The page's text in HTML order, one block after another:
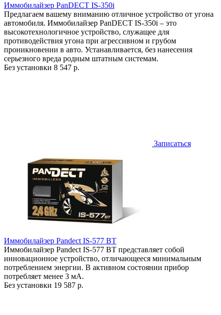
Иммобилайзер PanDECT IS-350i
Предлагаем вашему вниманию отличное устройство от угона
автомобиля. Иммобилайзер PanDECT IS-350i – это
высокотехнологичное устройство, служащее для
противодействия угона при агрессивном и грубом
проникновении в авто. Устанавливается, без нанесения
серьезного вреда родным штатным системам.
Без установки 8 547 р.
Записаться
Иммобилайзер Pandect IS-577 BT
Иммобилайзер Pandect IS-577 BT представляет собой
инновационное устройство, отличающееся минимальным
потреблением энергии. В активном состоянии прибор
потребляет менее 3 мА.
Без установки 19 587 р.